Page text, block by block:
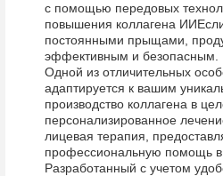
с помощью передовых
повышения коллагена
постоянными прыщами,
эффективным и безопасным.
Одной из отличительных
адаптируется к вашим
производство коллагена в
персонализированное
лицевая терапия,
профессиональную помощь в
Разработанный с учетом